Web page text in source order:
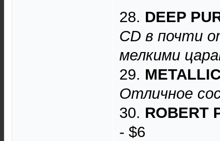
28. DEEP
CD в почти
мелкими
29.
Отличное
30. ROBERT
- $6